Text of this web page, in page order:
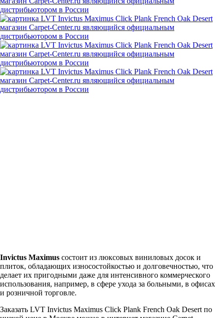
Invictus Maximus состоит из люксовых виниловых досок и
плиток, обладающих износостойкостью и долговечностью, что
делает их пригодными даже для интенсивного коммерческого
использования, например, в сфере ухода за больными, в офисах
и розничной торговле.
Заказать LVT Invictus Maximus Click Plank French Oak Desert по